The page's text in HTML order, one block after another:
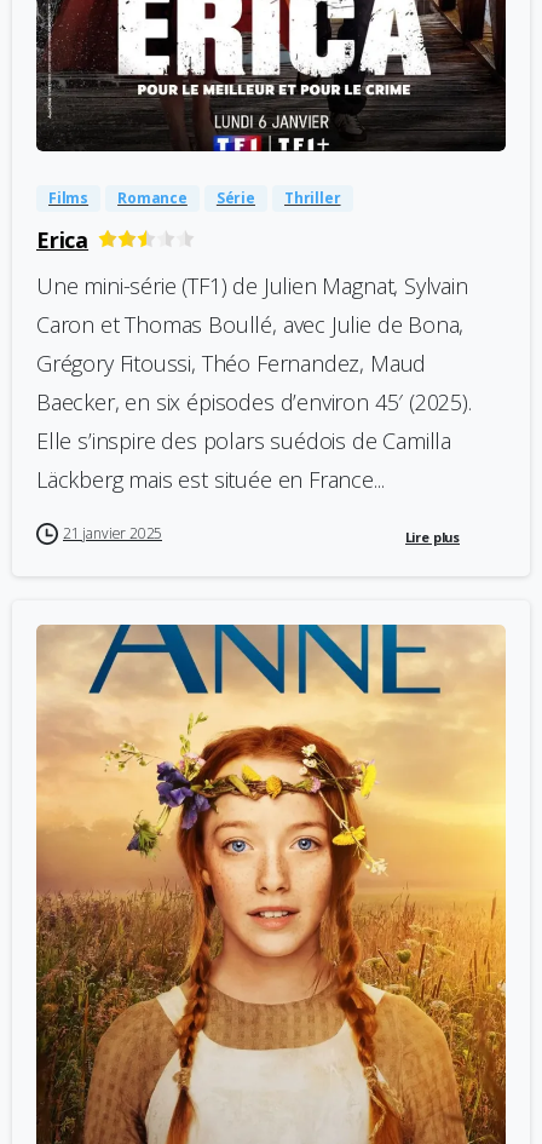
0 -
Films Romance Série Thriller
Erica
Une mini-série (TF1) de Julien Magnat, Sylvain
Caron et Thomas Boullé, avec Julie de Bona,
Grégory Fitoussi, Théo Fernandez, Maud
Baecker, en six épisodes d’environ 45′ (2025).
Elle s’inspire des polars suédois de Camilla
Läckberg mais est située en France...
21 janvier 2025 Lire plus
0 -